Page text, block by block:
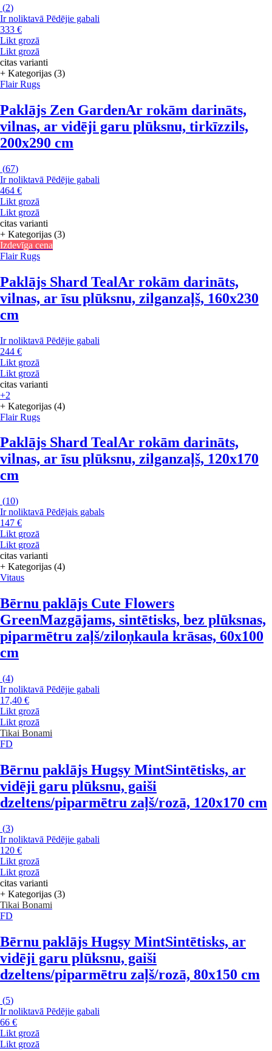
(2)
Ir noliktavā Pēdējie gabali
333 €
Likt grozā
Likt grozā
citas varianti
+ Kategorijas (3)
Flair Rugs
Paklājs Zen GardenAr rokām darināts,
vilnas, ar vidēji garu plūksnu, tirkīzzils,
200x290 cm
(67)
Ir noliktavā Pēdējie gabali
464 €
Likt grozā
Likt grozā
citas varianti
+ Kategorijas (3)
Izdevīga cena
Flair Rugs
Paklājs Shard TealAr rokām darināts,
vilnas, ar īsu plūksnu, zilganzaļš, 160x230
cm
Ir noliktavā Pēdējie gabali
244 €
Likt grozā
Likt grozā
citas varianti
+2
+ Kategorijas (4)
Flair Rugs
Paklājs Shard TealAr rokām darināts,
vilnas, ar īsu plūksnu, zilganzaļš, 120x170
cm
(10)
Ir noliktavā Pēdējais gabals
147 €
Likt grozā
Likt grozā
citas varianti
+ Kategorijas (4)
Vitaus
Bērnu paklājs Cute Flowers
GreenMazgājams, sintētisks, bez plūksnas,
piparmētru zaļš/ziloņkaula krāsas, 60x100
cm
(4)
Ir noliktavā Pēdējie gabali
17,40 €
Likt grozā
Likt grozā
Tikai Bonami
FD
Bērnu paklājs Hugsy MintSintētisks, ar
vidēji garu plūksnu, gaiši
dzeltens/piparmētru zaļš/rozā, 120x170 cm
(3)
Ir noliktavā Pēdējie gabali
120 €
Likt grozā
Likt grozā
citas varianti
+ Kategorijas (3)
Tikai Bonami
FD
Bērnu paklājs Hugsy MintSintētisks, ar
vidēji garu plūksnu, gaiši
dzeltens/piparmētru zaļš/rozā, 80x150 cm
(5)
Ir noliktavā Pēdējie gabali
66 €
Likt grozā
Likt grozā